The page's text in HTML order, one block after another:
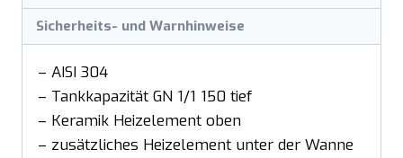
Sicherheits- und Warnhinweise
– AISI 304
– Tankkapazität GN 1/1 150 tief
– Keramik Heizelement oben
– zusätzliches Heizelement unter der Wanne